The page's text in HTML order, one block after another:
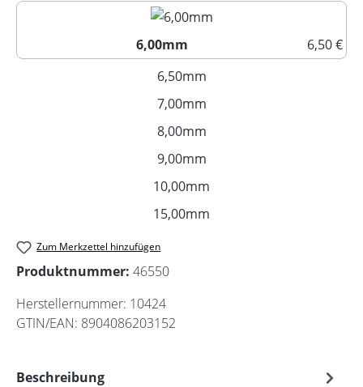
5,50mm
6,00mm
6,50 €
6,00mm
6,50mm(Diese Option ist zurzeit
7,00mm(Diese Option ist zurzeit
8,00mm(Diese Option ist zurzeit
9,00mm(Diese Option ist zurzeit
10,00mm
15,00mm
Zum Merkzettel hinzufügen
Produktnummer: 46550
Herstellernummer: 10424
GTIN/EAN: 8904086203152
Beschreibung